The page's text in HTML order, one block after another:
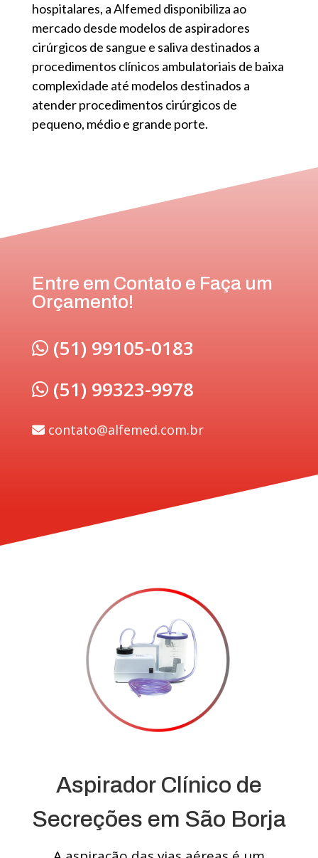
hospitalares, a Alfemed disponibiliza ao
mercado desde modelos de aspiradores
cirúrgicos de sangue e saliva destinados a
procedimentos clínicos ambulatoriais de baixa
complexidade até modelos destinados a
atender procedimentos cirúrgicos de
pequeno, médio e grande porte.
Entre em Contato e Faça um
Orçamento!
(51) 99105-0183
(51) 99323-9978
contato@alfemed.com.br
Aspirador Clínico de
Secreções em São Borja